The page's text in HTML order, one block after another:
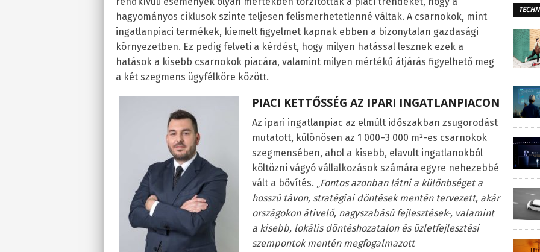
hagyományos ciklusok szinte teljesen felismerhetetlenné váltak. A csarnokok, mint
ingatlanpiaci termékek, kiemelt figyelmet kapnak ebben a bizonytalan gazdasági
környezetben. Ez pedig felveti a kérdést, hogy milyen hatással lesznek ezek a
hatások a kisebb csarnokok piacára, valamint milyen mértékű átjárás figyelhető meg
a két szegmens ügyfélköre között.
PIACI KETTŐSSÉG AZ IPARI INGATLANPIACON
Az ipari ingatlanpiac az elmúlt időszakban zsugorodást
mutatott, különösen az 1 000–3 000 m²-es csarnokok
szegmensében, ahol a kisebb, elavult ingatlanokból
költözni vágyó vállalkozások számára egyre nehezebbé
vált a bővítés. „Fontos azonban látni a különbséget a
hosszú távon, stratégiai döntések mentén tervezett, akár
országokon átívelő, nagyszabású fejlesztések-, valamint
a kisebb, lokális döntéshozatalon és üzletfejlesztési
szempontok mentén megfogalmazott